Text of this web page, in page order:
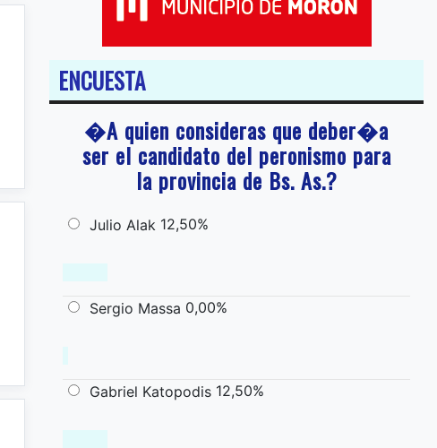
ENCUESTA
�A quien consideras que deber�a
ser el candidato del peronismo para
la provincia de Bs. As.?
Julio Alak 12,50%
Sergio Massa 0,00%
Gabriel Katopodis 12,50%